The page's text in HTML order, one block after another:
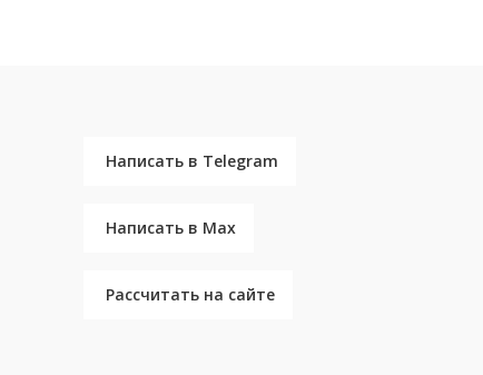
Написать в Telegram
Написать в Max
Рассчитать на сайте